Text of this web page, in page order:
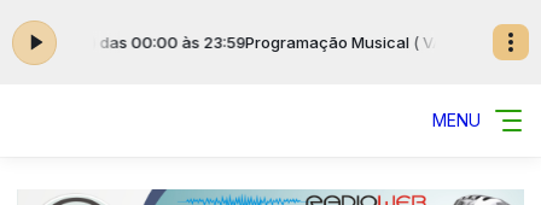
) das 00:00 às 23:59Programação Musical ( VARIADAS ) das
MENU